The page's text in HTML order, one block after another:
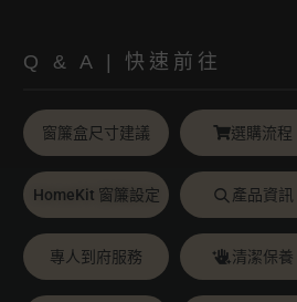
Q & A | 快速前往
窗簾盒尺寸建議 選購流程
HomeKit 窗簾設定 產品資訊
專人到府服務 清潔保養